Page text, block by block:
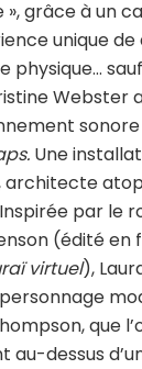
», grâce à un
unique
physique…
Webster
Une
architecte
par le
(édité en
virtuel),
que
au-dessus